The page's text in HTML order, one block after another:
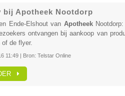
bij Apotheek Nootdorp
Ende-Elshout van ApotheekNootdorp:
ontvangen bij aankoop van
of de flyer.
11:49| Bron: Telstar Online